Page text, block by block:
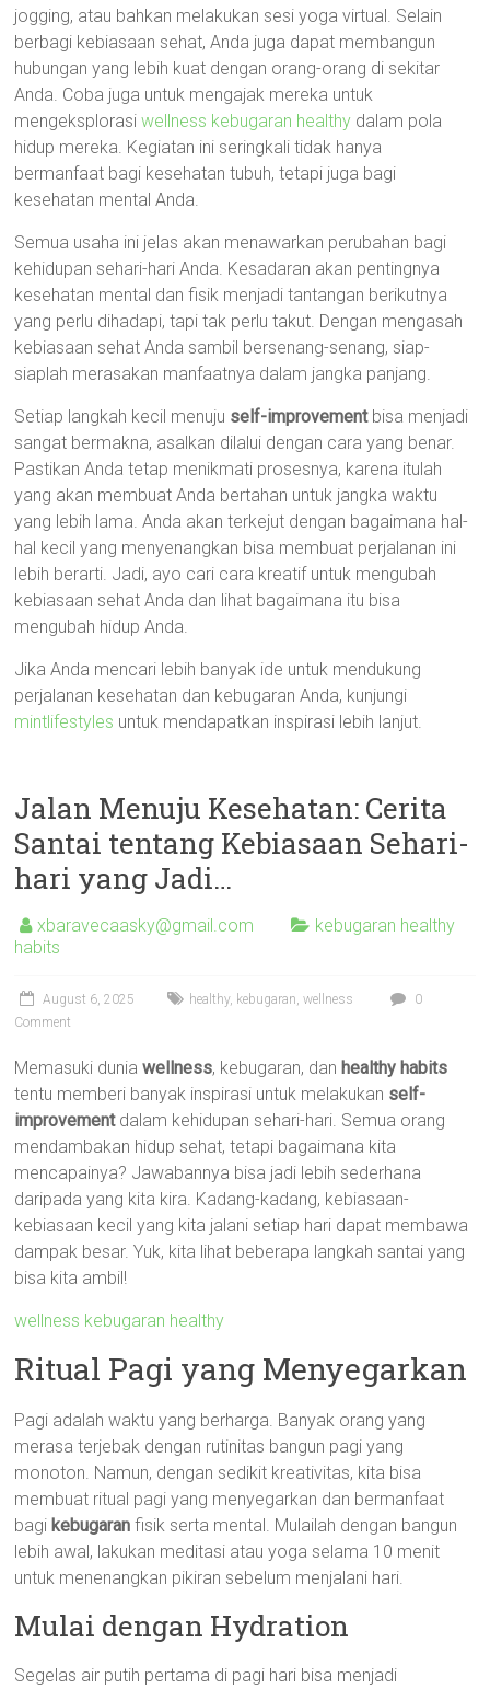
jogging, atau bahkan melakukan sesi yoga virtual. Selain
berbagi kebiasaan sehat, Anda juga dapat membangun
hubungan yang lebih kuat dengan orang-orang di sekitar
Anda. Coba juga untuk mengajak mereka untuk
mengeksplorasiwellness kebugaran healthy dalam pola
hidup mereka. Kegiatan ini seringkali tidak hanya
bermanfaat bagi kesehatan tubuh, tetapi juga bagi
kesehatan mental Anda.
Semua usaha ini jelas akan menawarkan perubahan bagi
kehidupan sehari-hari Anda. Kesadaran akan pentingnya
kesehatan mental dan fisik menjadi tantangan berikutnya
yang perlu dihadapi, tapi tak perlu takut. Dengan mengasah
kebiasaan sehat Anda sambil bersenang-senang, siap-
siaplah merasakan manfaatnya dalam jangka panjang.
Setiap langkah kecil menuju self-improvementbisa menjadi
sangat bermakna, asalkan dilalui dengan cara yang benar.
Pastikan Anda tetap menikmati prosesnya, karena itulah
yang akan membuat Anda bertahan untuk jangka waktu
yang lebih lama. Anda akan terkejut dengan bagaimana hal-
hal kecil yang menyenangkan bisa membuat perjalanan ini
lebih berarti. Jadi, ayo cari cara kreatif untuk mengubah
kebiasaan sehat Anda dan lihat bagaimana itu bisa
mengubah hidup Anda.
Jika Anda mencari lebih banyak ide untuk mendukung
perjalanan kesehatan dan kebugaran Anda, kunjungi
mintlifestyles untuk mendapatkan inspirasi lebih lanjut.
Jalan Menuju Kesehatan: Cerita
Santai tentang Kebiasaan Sehari-
hari yang Jadi…
xbaravecaasky@gmail.com
kebugaran healthy
habits
August 6, 2025 healthy, kebugaran,wellness
0
Comment
Memasuki duniawellness, kebugaran, dan healthy habits
tentu memberi banyak inspirasi untuk melakukan self-
improvementdalam kehidupan sehari-hari. Semua orang
mendambakan hidup sehat, tetapi bagaimana kita
mencapainya? Jawabannya bisa jadi lebih sederhana
daripada yang kita kira. Kadang-kadang, kebiasaan-
kebiasaan kecil yang kita jalani setiap hari dapat membawa
dampak besar. Yuk, kita lihat beberapa langkah santai yang
bisa kita ambil!
wellness kebugaran healthy
Ritual Pagi yang Menyegarkan
Pagi adalah waktu yang berharga. Banyak orang yang
merasa terjebak dengan rutinitas bangun pagi yang
monoton. Namun, dengan sedikit kreativitas, kita bisa
membuat ritual pagi yang menyegarkan dan bermanfaat
bagi kebugaran fisik serta mental. Mulailah dengan bangun
lebih awal, lakukan meditasi atau yoga selama 10 menit
untuk menenangkan pikiran sebelum menjalani hari.
Mulai dengan Hydration
Segelas air putih pertama di pagi hari bisa menjadi